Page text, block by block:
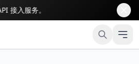
入服务。